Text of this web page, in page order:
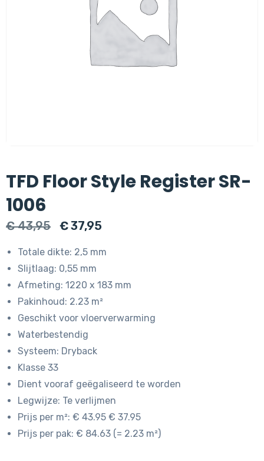
TFD Floor Style Register SR-
1006
€43,95
Oorspronkelijke
€ 43,95.
€37,95
€ 37,95.
Totale dikte: 2,5 mm
Slijtlaag: 0,55 mm
Afmeting: 1220 x 183 mm
Pakinhoud: 2.23 m²
Geschikt voor vloerverwarming
Waterbestendig
Systeem: Dryback
Klasse 33
Dient vooraf geëgaliseerd te worden
Legwijze: Te verlijmen
Prijs per m²: € 43.95 € 37.95
Prijs per pak: € 84.63 (= 2.23 m²)